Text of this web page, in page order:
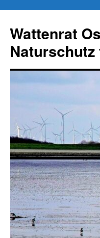
springen
Wattenrat